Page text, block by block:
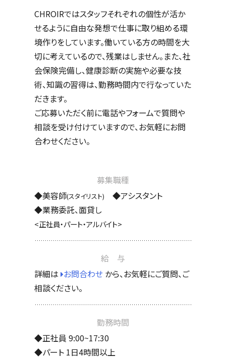
CHROIRではスタッフそれぞれの個性が活か
せるように自由な発想で仕事に取り組める環
境作りをしています。働いている方の時間を大
切に考えているので、残業はしません。また、社
会保険完備し、健康診断の実施や必要な技
術、知識の習得は、勤務時間内で行なっていた
だきます。
ご応募いただく前に電話やフォームで質問や
相談を受け付けていますので、お気軽にお問
合わせください。
募集職種
◆美容師(スタイリスト)
◆アシスタント
◆業務委託、面貸し
<正社員・パート・アルバイト>
給 与
詳細は お問合わせから、お気軽にご質問、ご
相談ください。
勤務時間
◆正社員 9:00~17:30
◆パート 1日4時間以上